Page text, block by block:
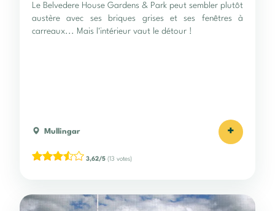
Le Belvedere House Gardens & Park peut sembler plutôt
austère avec ses briques grises et ses fenêtres à
carreaux... Mais l'intérieur vaut le détour !
Mullingar +
3,62/5 (13 votes)